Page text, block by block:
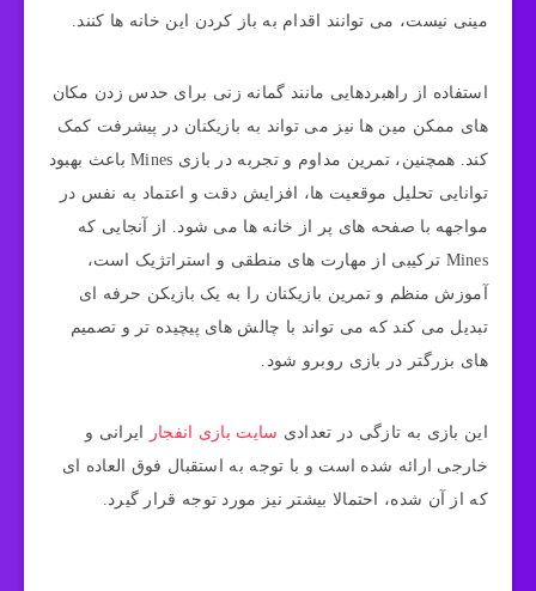
مینی نیست، می‌ توانند اقدام به باز کردن این خانه‌ ها کنند.
استفاده از راهبردهایی مانند گمانه زنی برای حدس زدن مکان‌
های ممکن مین‌ ها نیز می‌ تواند به بازیکنان در پیشرفت کمک
کند. همچنین، تمرین مداوم و تجربه در بازی Mines باعث بهبود
توانایی تحلیل موقعیت‌ ها، افزایش دقت و اعتماد به نفس در
مواجهه با صفحه‌ های پر از خانه‌ ها می‌ شود. از آنجایی که
Mines ترکیبی از مهارت‌ های منطقی و استراتژیک است،
آموزش منظم و تمرین بازیکنان را به یک بازیکن حرفه‌ ای
تبدیل می‌ کند که می‌ تواند با چالش‌ های پیچیده‌ تر و تصمیم‌
های بزرگتر در بازی روبرو شود.
این بازی به تازگی در تعدادی سایت بازی انفجار
ایرانی و
خارجی ارائه شده است و با توجه به استقبال فوق العاده ای
که از آن شده، احتمالا بیشتر نیز مورد توجه قرار گیرد.